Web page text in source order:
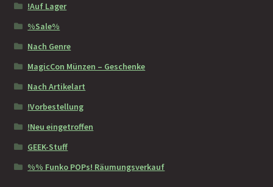
!Auf Lager
%Sale%
Nach Genre
MagicCon Münzen – Geschenke
Nach Artikelart
!Vorbestellung
!Neu eingetroffen
GEEK-Stuff
%% Funko POPs! Räumungsverkauf